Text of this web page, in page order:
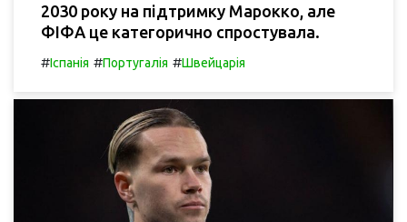
2030 року на підтримку Марокко, але
ФІФА це категорично спростувала.
#Іспанія #Португалія #Швейцарія